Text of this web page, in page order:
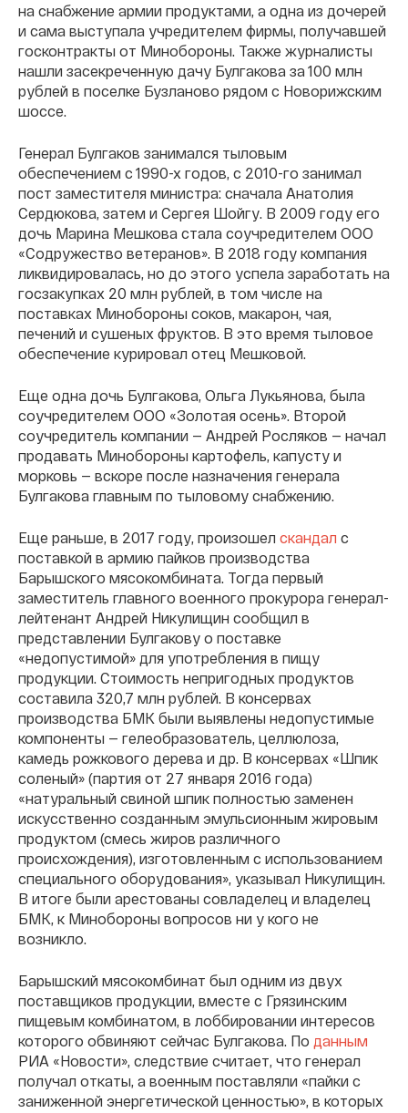
на снабжение армии продуктами, а одна из дочерей
и сама выступала учредителем фирмы, получавшей
госконтракты от Минобороны. Также журналисты
нашли засекреченную дачу Булгакова за 100 млн
рублей в поселке Бузланово рядом с Новорижским
шоссе.
Генерал Булгаков занимался тыловым
обеспечением с 1990-х годов, с 2010-го занимал
пост заместителя министра: сначала Анатолия
Сердюкова, затем и Сергея Шойгу. В 2009 году его
дочь Марина Мешкова стала соучредителем ООО
«Содружество ветеранов». В 2018 году компания
ликвидировалась, но до этого успела заработать на
госзакупках 20 млн рублей, в том числе на
поставках Минобороны соков, макарон, чая,
печений и сушеных фруктов. В это время тыловое
обеспечение курировал отец Мешковой.
Еще одна дочь Булгакова, Ольга Лукьянова, была
соучредителем ООО «Золотая осень». Второй
соучредитель компании — Андрей Росляков — начал
продавать Минобороны картофель, капусту и
морковь — вскоре после назначения генерала
Булгакова главным по тыловому снабжению.
Еще раньше, в 2017 году, произошел скандал с
поставкой в армию пайков производства
Барышского мясокомбината. Тогда первый
заместитель главного военного прокурора генерал-
лейтенант Андрей Никулищин сообщил в
представлении Булгакову о поставке
«недопустимой» для употребления в пищу
продукции. Стоимость непригодных продуктов
составила 320,7 млн рублей. В консервах
производства БМК были выявлены недопустимые
компоненты — гелеобразователь, целлюлоза,
камедь рожкового дерева и др. В консервах «Шпик
соленый» (партия от 27 января 2016 года)
«натуральный свиной шпик полностью заменен
искусственно созданным эмульсионным жировым
продуктом (смесь жиров различного
происхождения), изготовленным с использованием
специального оборудования», указывал Никулищин.
В итоге были арестованы совладелец и владелец
БМК, к Минобороны вопросов ни у кого не
возникло.
Барышский мясокомбинат был одним из двух
поставщиков продукции, вместе с Грязинским
пищевым комбинатом, в лоббировании интересов
которого обвиняют сейчас Булгакова. По данным
РИА «Новости», следствие считает, что генерал
получал откаты, а военным поставляли «пайки с
заниженной энергетической ценностью», в которых